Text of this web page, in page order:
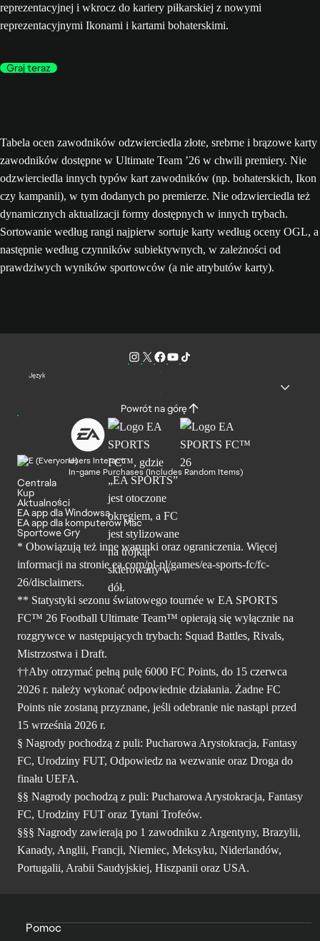
reprezentacyjnej i wkrocz do kariery piłkarskiej z nowymi
reprezentacyjnymi Ikonami i kartami bohaterskimi.
Graj teraz
Tabela ocen zawodników odzwierciedla złote, srebrne i brązowe karty
zawodników dostępne w Ultimate Team ’26 w chwili premiery. Nie
odzwierciedla innych typów kart zawodników (np. bohaterskich, Ikon
czy kampanii), w tym dodanych po premierze. Nie odzwierciedla też
dynamicznych aktualizacji formy dostępnych w innych trybach.
Sortowanie według rangi najpierw sortuje karty według oceny OGL, a
następnie według czynników subiektywnych, w zależności od
prawdziwych wyników sportowców (a nie atrybutów karty).
Język
Powrót na górę
Users Interact
In-game Purchases (Includes Random Items)
Centrala
Kup
Aktualności
EA app dla Windowsa
EA app dla komputerów Mac
Sportowe Gry
* Obowiązują też inne warunki oraz ograniczenia. Więcej
informacji na stronie ea.com/pl-pl/games/ea-sports-fc/fc-
26/disclaimers.
** Statystyki sezonu światowego tournée w EA SPORTS
FC™ 26 Football Ultimate Team™ opierają się wyłącznie na
rozgrywce w następujących trybach: Squad Battles, Rivals,
Mistrzostwa i Draft.
††Aby otrzymać pełną pulę 6000 FC Points, do 15 czerwca
2026 r. należy wykonać odpowiednie działania. Żadne FC
Points nie zostaną przyznane, jeśli odebranie nie nastąpi przed
15 września 2026 r.
§ Nagrody pochodzą z puli: Pucharowa Arystokracja, Fantasy
FC, Urodziny FUT, Odpowiedz na wezwanie oraz Droga do
finału UEFA.
§§ Nagrody pochodzą z puli: Pucharowa Arystokracja, Fantasy
FC, Urodziny FUT oraz Tytani Trofeów.
§§§ Nagrody zawierają po 1 zawodniku z Argentyny, Brazylii,
Kanady, Anglii, Francji, Niemiec, Meksyku, Niderlandów,
Portugalii, Arabii Saudyjskiej, Hiszpanii oraz USA.
Pomoc